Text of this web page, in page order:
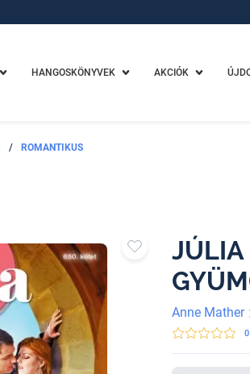
HANGOSKÖNYVEK AKCIÓK
/ ROMANTIKUS
JÚLIA
Anne Mather